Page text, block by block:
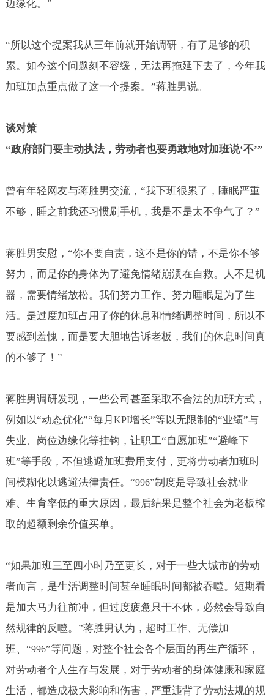
边缘化。”
“所以这个提案我从三年前就开始调研，有了足够的积
累。如今这个问题刻不容缓，无法再拖延下去了，今年我
加班加点重点做了这一个提案。”蒋胜男说。
谈对策
“政府部门要主动执法，劳动者也要勇敢地对加班说‘不’”
曾有年轻网友与蒋胜男交流，“我下班很累了，睡眠严重
不够，睡之前我还习惯刷手机，我是不是太不争气了？”
蒋胜男安慰，“你不要自责，这不是你的错，不是你不够
努力，而是你的身体为了避免情绪崩溃在自救。人不是机
器，需要情绪放松。我们努力工作、努力睡眠是为了生
活。是过度加班占用了你的休息和情绪调整时间，所以不
要感到羞愧，而是要大胆地告诉老板，我们的休息时间真
的不够了！”
蒋胜男调研发现，一些公司甚至采取不合法的加班方式，
例如以“动态优化”“每月 KPI增长”等以无限制的“业绩”与
失业、岗位边缘化等挂钩，让职工“自愿加班”“避峰下
班”等手段，不但逃避加班费用支付，更将劳动者加班时
间模糊化以逃避法律责任。“996”制度是导致社会就业
难、生育率低的重大原因，最后结果是整个社会为老板榨
取的超额剩余价值买单。
“如果加班三至四小时乃至更长，对于一些大城市的劳动
者而言，是生活调整时间甚至睡眠时间都被吞噬。短期看
是加大马力往前冲，但过度疲惫只干不休，必然会导致自
然规律的反噬。”蒋胜男认为，超时工作、无偿加
班、“996”等问题，对整个社会各个层面的再生产循环，
对劳动者个人生存与发展，对于劳动者的身体健康和家庭
生活，都造成极大影响和伤害，严重违背了劳动法规的规